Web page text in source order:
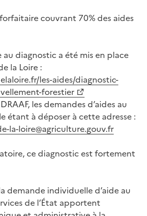
couvrant 70% des aides
au diagnostic a été mis en place
la Loire :
les-aides/diagnostic-
forestier
les demandes d’aides au
étant à déposer à cette adresse :
la-loire@agriculture.gouv.fr
ce diagnostic est fortement
demande individuelle d’aide au
de l’État apportent